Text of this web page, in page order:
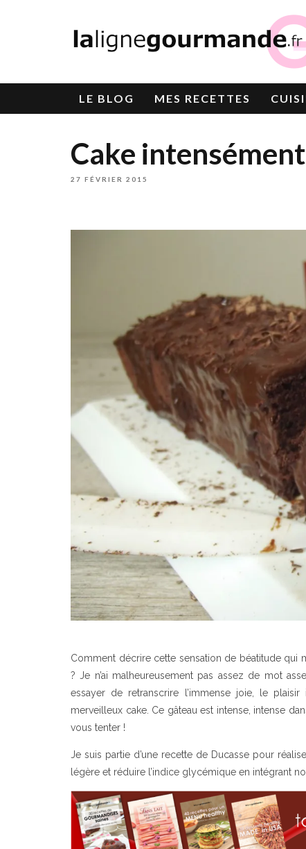
LE BLOG MES RECETTES
Cake
27 FÉVRIER 2015
Comment décrire cette sensation de béatitude qui
? Je n’ai malheureusement pas assez de mot
essayer de retranscrire l’immense joie, le
merveilleux cake. Ce gâteau est intense, intense
vous tenter !
Je suis partie d’une recette de Ducasse pour
légère et réduire l’indice glycémique en intégrant